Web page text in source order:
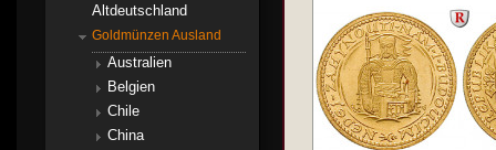
Altdeutschland
Goldmünzen Ausland
Australien
Belgien
Chile
China